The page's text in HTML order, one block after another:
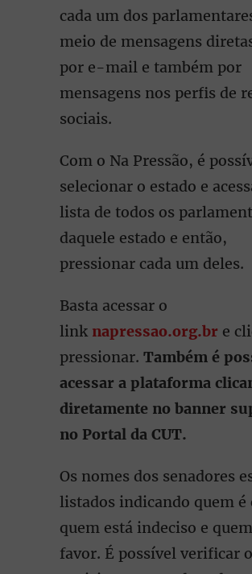
cada um dos
meio de mensagens
por e-mail e também por
mensagens nos perfis de
sociais.
Com o Na Pressão, é
selecionar o estado e
lista de todos os
daquele estado e então,
pressionar cada um deles.
Basta acessar o
link napressao.org.br e
pressionar. Também é
acessar a plataforma
diretamente no banner
no Portal da CUT.
Os nomes dos senadores
listados indicando quem é
quem está indeciso e
favor. É possível verificar o